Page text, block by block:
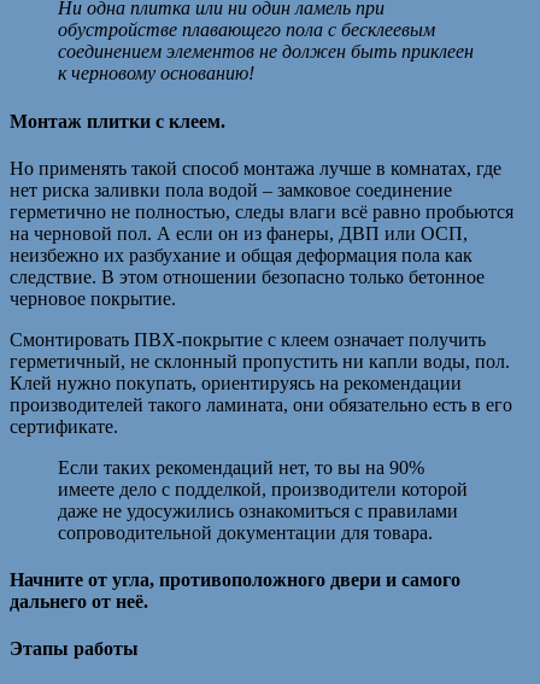
Ни одна плитка или ни один ламель при
обустройстве плавающего пола с бесклеевым
соединением элементов не должен быть приклеен
к черновому основанию!
Монтаж плитки с клеем.
Но применять такой способ монтажа лучше в комнатах, где
нет риска заливки пола водой – замковое соединение
герметично не полностью, следы влаги всё равно пробьются
на черновой пол. А если он из фанеры, ДВП или ОСП,
неизбежно их разбухание и общая деформация пола как
следствие. В этом отношении безопасно только бетонное
черновое покрытие.
Смонтировать ПВХ-покрытие с клеем означает получить
герметичный, не склонный пропустить ни капли воды, пол.
Клей нужно покупать, ориентируясь на рекомендации
производителей такого ламината, они обязательно есть в его
сертификате.
Если таких рекомендаций нет, то вы на 90%
имеете дело с подделкой, производители которой
даже не удосужились ознакомиться с правилами
сопроводительной документации для товара.
Начните от угла, противоположного двери и самого
дальнего от неё.
Этапы работы